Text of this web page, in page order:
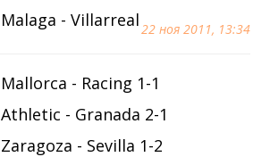
22 ноя 2011, 13:34
Malaga - Villarreal
Mallorca - Racing 1-1
Athletic - Granada 2-1
Zaragoza - Sevilla 1-2